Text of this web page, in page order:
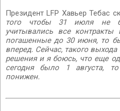
Президент LFP Хавьер Тебас
того чтобы 31 июля не
учитывались все контракты
погашенные до 30 июня, то
вперед. Сейчас, такого
решения и я боюсь, что еще
сегодня было 1 августа,
понижен.